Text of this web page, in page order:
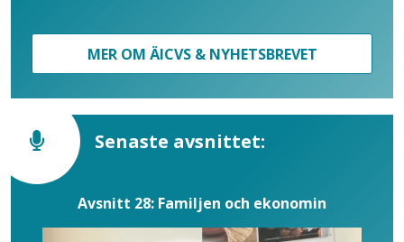
MER OM ÄICVS & NYHETSBREVET
Senaste avsnittet:
Avsnitt 28: Familjen och ekonomin